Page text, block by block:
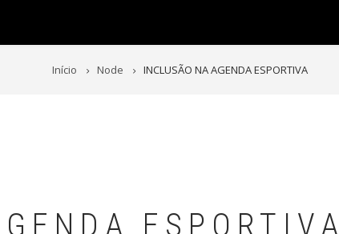
Início Node INCLUSÃO NA AGENDA ESPORTIVA
ESPORTIVA